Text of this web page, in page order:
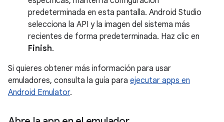
predeterminada en esta pantalla. Android Studio
selecciona la API y la imagen del sistema más
recientes de forma predeterminada. Haz clic en
Finish.
Si quieres obtener más información para usar
emuladores, consulta la guía para ejecutar apps en
Android Emulator.